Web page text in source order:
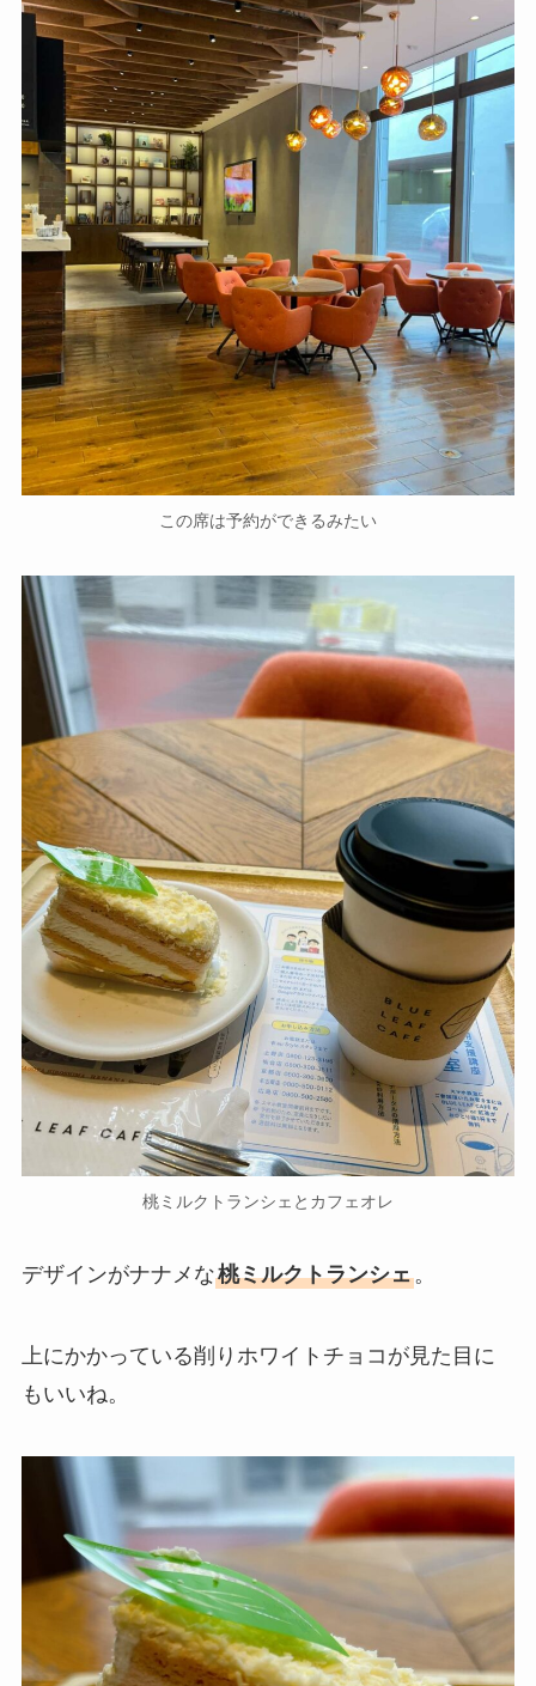
この席は予約ができるみたい
桃ミルクトランシェとカフェオレ
デザインがナナメな桃ミルクトランシェ。
上にかかっている削りホワイトチョコが見た目に
もいいね。